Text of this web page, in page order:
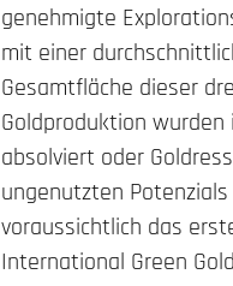
genehmigte
mit einer
Gesamtfläche dieser
Goldproduktion
absolviert oder
ungenutzten
voraussichtlich das
International Green